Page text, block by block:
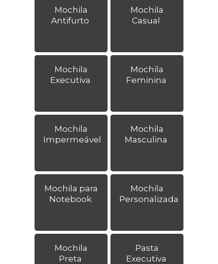
Mochila
Antifurto
Mochila
Casual
Mochila
Executiva
Mochila
Feminina
Mochila
Impermeável
Mochila
Masculina
Mochila para
Notebook
Mochila
Personalizada
Mochila
Preta
Pasta
Executiva